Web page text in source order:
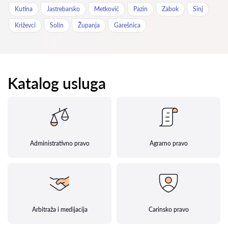
Kutina Jastrebarsko Metković Pazin Zabok Sinj
Križevci Solin Županja Garešnica
Katalog usluga
Administrativno pravo Agrarno pravo
Arbitraža i medijacija Carinsko pravo